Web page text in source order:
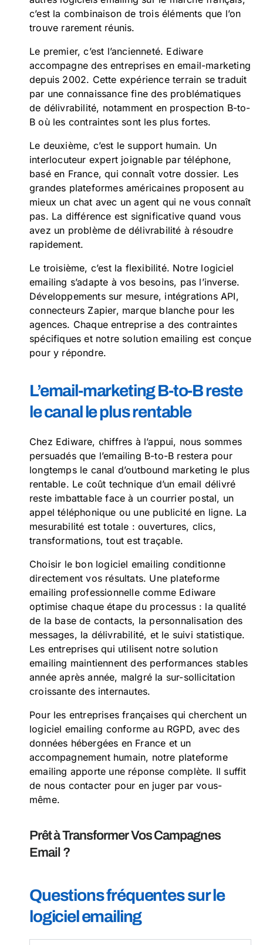
c’est la combinaison de trois éléments que l’on
trouve rarement réunis.
Le premier, c’est l’ancienneté. Ediware
accompagne des entreprises en email-marketing
depuis 2002. Cette expérience terrain se traduit
par une connaissance fine des problématiques
de délivrabilité, notamment en prospection B-to-
B où les contraintes sont les plus fortes.
Le deuxième, c’est le support humain. Un
interlocuteur expert joignable par téléphone,
basé en France, qui connaît votre dossier. Les
grandes plateformes américaines proposent au
mieux un chat avec un agent qui ne vous connaît
pas. La différence est significative quand vous
avez un problème de délivrabilité à résoudre
rapidement.
Le troisième, c’est la flexibilité. Notre logiciel
emailing s’adapte à vos besoins, pas l’inverse.
Développements sur mesure, intégrations API,
connecteurs Zapier, marque blanche pour les
agences. Chaque entreprise a des contraintes
spécifiques et notre solution emailing est conçue
pour y répondre.
L’email-marketing B-to-B reste
le canal le plus rentable
Chez Ediware, chiffres à l’appui, nous sommes
persuadés que l’emailing B-to-B restera pour
longtemps le canal d’outbound marketing le plus
rentable. Le coût technique d’un email délivré
reste imbattable face à un courrier postal, un
appel téléphonique ou une publicité en ligne. La
mesurabilité est totale : ouvertures, clics,
transformations, tout est traçable.
Choisir le bon logiciel emailing conditionne
directement vos résultats. Une plateforme
emailing professionnelle comme Ediware
optimise chaque étape du processus : la qualité
de la base de contacts, la personnalisation des
messages, la délivrabilité, et le suivi statistique.
Les entreprises qui utilisent notre solution
emailing maintiennent des performances stables
année après année, malgré la sur-sollicitation
croissante des internautes.
Pour les entreprises françaises qui cherchent un
logiciel emailing conforme au RGPD, avec des
données hébergées en France et un
accompagnement humain, notre plateforme
emailing apporte une réponse complète. Il suffit
de nous contacter pour en juger par vous-
même.
Prêt à Transformer Vos Campagnes
Email ?
Questions fréquentes sur le
logiciel emailing